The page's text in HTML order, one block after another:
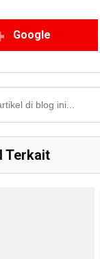
Google
Terkait